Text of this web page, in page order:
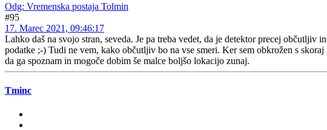
Odg: Vremenska postaja Tolmin
#95
17. Marec 2021, 09:46:17
Lahko daš na svojo stran, seveda. Je pa treba vedet, da je detektor precej
podatke ;-) Tudi ne vem, kako občutljiv bo na vse smeri. Ker sem obkrožen s
da ga spoznam in mogoče dobim še malce boljšo lokacijo zunaj.
Tminc